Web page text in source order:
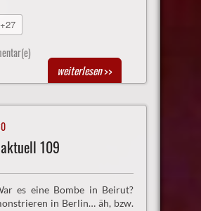
+27
weiterlesen>>
109
es eine Bombe in Beirut?
in Berlin… äh, bzw.